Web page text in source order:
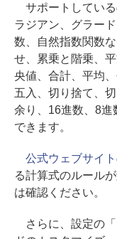
サポートしている
ラジアン、グラー
数、自然指数関数
せ、累乗と階乗、
央値、合計、平均
五入、切り捨て、
余り、16進数、8進
できます。
公式ウェブサイ
る計算式のルール
は確認ください。
さらに、設定の「